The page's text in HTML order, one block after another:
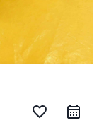
favorite_border